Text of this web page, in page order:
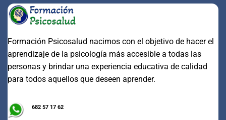
Formación Psicosalud nacimos con el objetivo de hacer el
aprendizaje de la psicología más accesible a todas las
personas y brindar una experiencia educativa de calidad
para todos aquellos que deseen aprender.
682 57 17 62